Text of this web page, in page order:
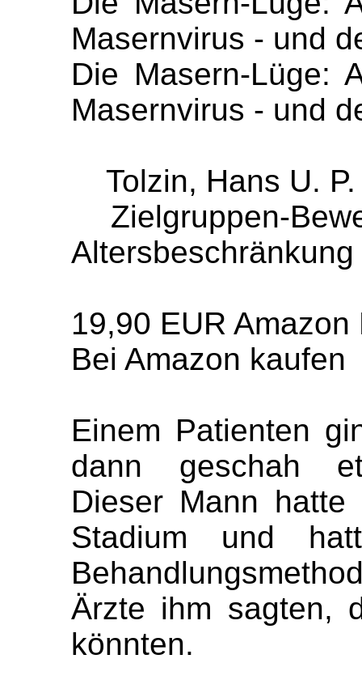
Masernvirus - und
Die Masern-Lüge:
Masernvirus - und
Tolzin, Hans U. P.
Zielgruppen-
Altersbeschränkung
19,90 EUR Amazon
Bei Amazon kaufen
Einem Patienten
dann geschah
Dieser Mann hatte
Stadium und
Ärzte ihm sagten,
könnten.